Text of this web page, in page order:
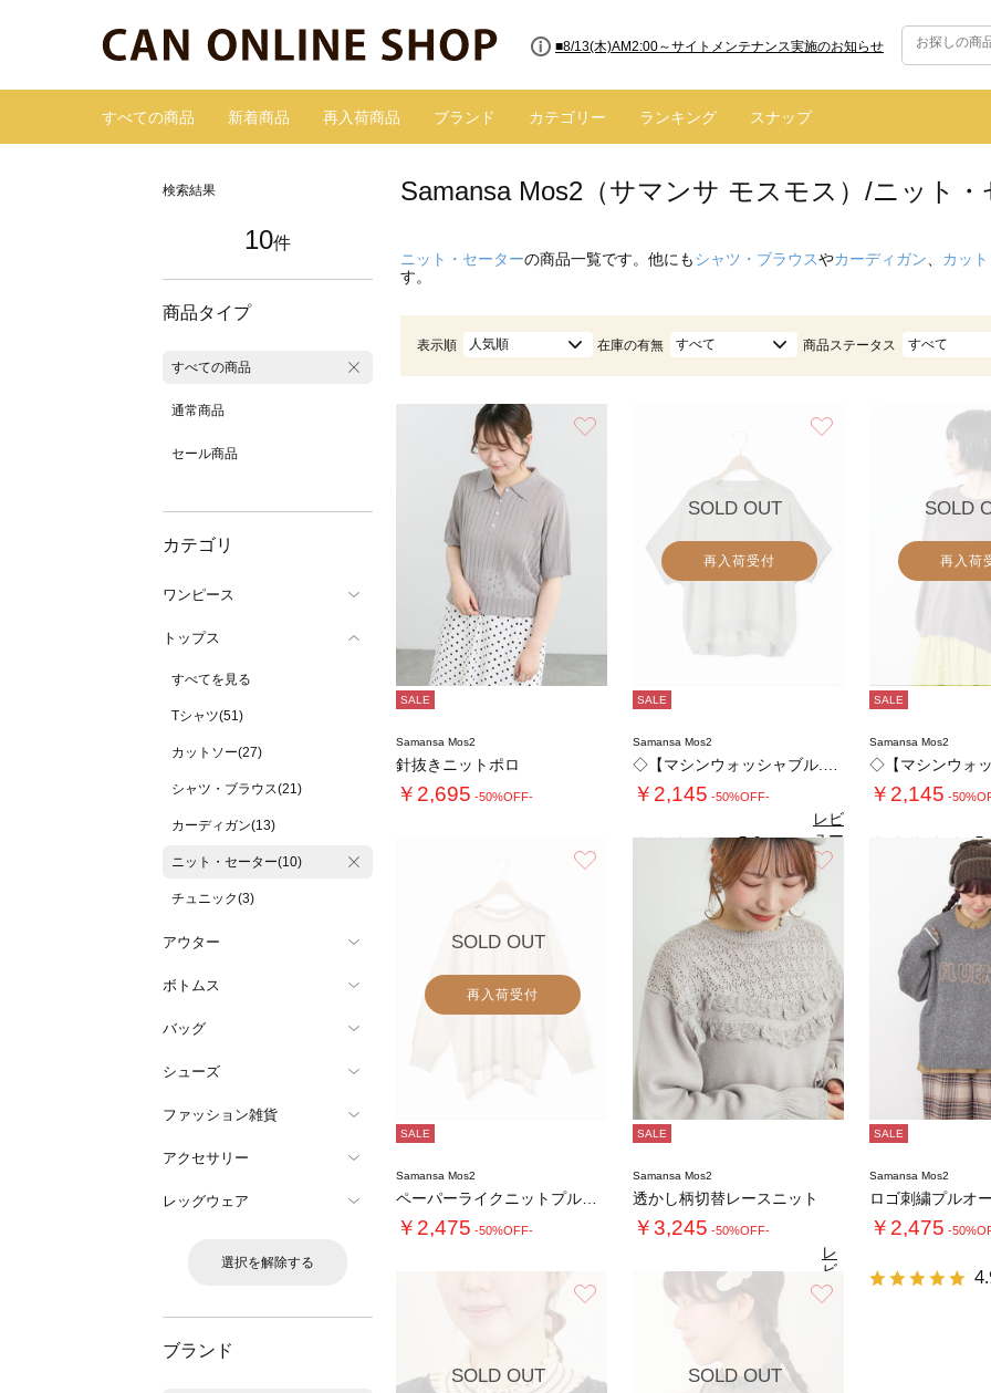
■8/13(木)AM2:00～サイトメンテナンス実施のお知らせ
すべての商品 新着商品 再入荷商品 ブランド カテゴリー ランキング スナップ
検索結果
10件
商品タイプ
すべての商品
通常商品
セール商品
カテゴリ
ワンピース
トップス
すべてを見る
Tシャツ(51)
カットソー(27)
シャツ・ブラウス(21)
カーディガン(13)
ニット・セーター(10)
チュニック(3)
アウター
ボトムス
バッグ
シューズ
ファッション雑貨
アクセサリー
レッグウェア
選択を解除する
ブランド
Samansa Mos2（サマンサ モスモス）/ニット・
ニット・セーターの商品一覧です。他にもシャツ・ブラウスやカーディガン カッ
す。
表示順 人気順 在庫の有無 すべて 商品ステータス すべて
SALE
Samansa Mos2
針抜きニットポロ
￥2,695 -50%OFF-
SOLD OUT
再入荷受付
SALE
Samansa Mos2
￥2,145 -50%OFF-
5.0（1）
レビ
ュー
を見
る
SOLD
再入荷
SALE
Samansa Mos2
￥2,145 -
SOLD OUT
再入荷受付
SALE
Samansa Mos2
￥2,475 -50%OFF-
SALE
Samansa Mos2
透かし柄切替レースニット
￥3,245 -50%OFF-
4.6
レ
ビ
ュ
ー
SALE
Samansa Mos2
ロゴ刺繍プルオ
￥2,475 -
お気に入り
SOLD OUT
お気に入り
SOLD OUT